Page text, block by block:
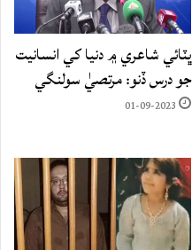
ڀٽائي شاعري ۾ دنيا کي انسانيت
جو درس ڏنو: مرتصيٰ سولنگي
01-09-2023